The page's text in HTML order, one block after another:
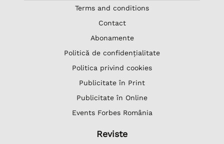
Terms and conditions
Contact
Abonamente
Politică de confidențialitate
Politica privind cookies
Publicitate în Print
Publicitate în Online
Events Forbes România
Reviste